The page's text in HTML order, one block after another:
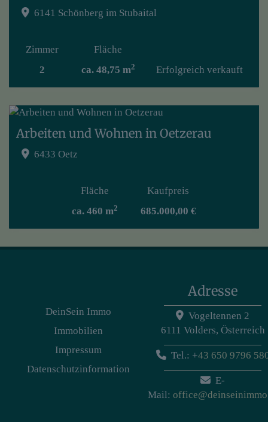
6141 Schönberg im Stubaital
Zimmer
2
Fläche
ca. 48,75 m2 Erfolgreich verkauft
Arbeiten und Wohnen in Oetzerau
6433 Oetz
Fläche
ca. 460 m2
Kaufpreis
685.000,00 €
DeinSein Immo
Immobilien
Impressum
Datenschutzinformation
Adresse
Vogeltennen 2
6111 Volders, Österreich
Tel.: +43 650 9796
E-
Mail: